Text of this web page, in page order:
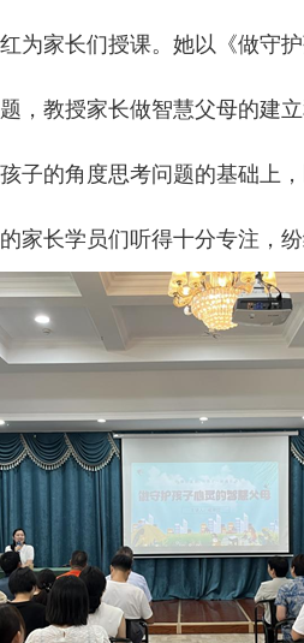
为家长们授课。她以《做守
，教授家长做智慧父母的建
子的角度思考问题的基础上
家长学员们听得十分专注，